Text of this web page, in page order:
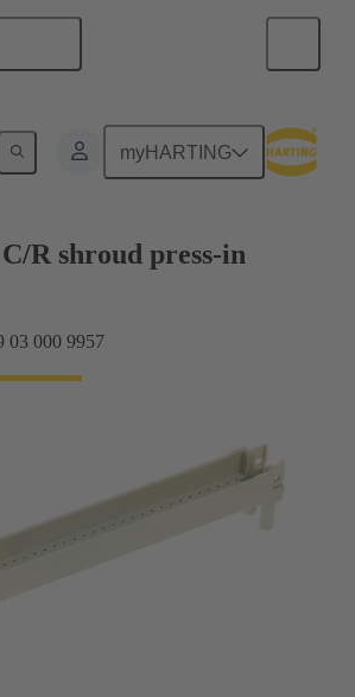
myHARTING
carte mère à carte fille
R shroud press-in
03 000 9957